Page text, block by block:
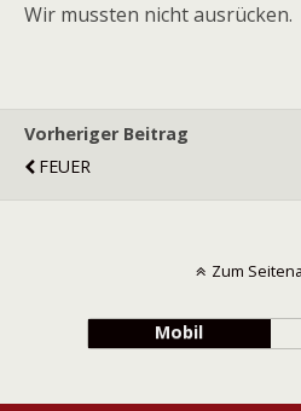
Wir mussten nicht ausrücken.
Vorheriger Beitrag
FEUER
Zum
Mobil